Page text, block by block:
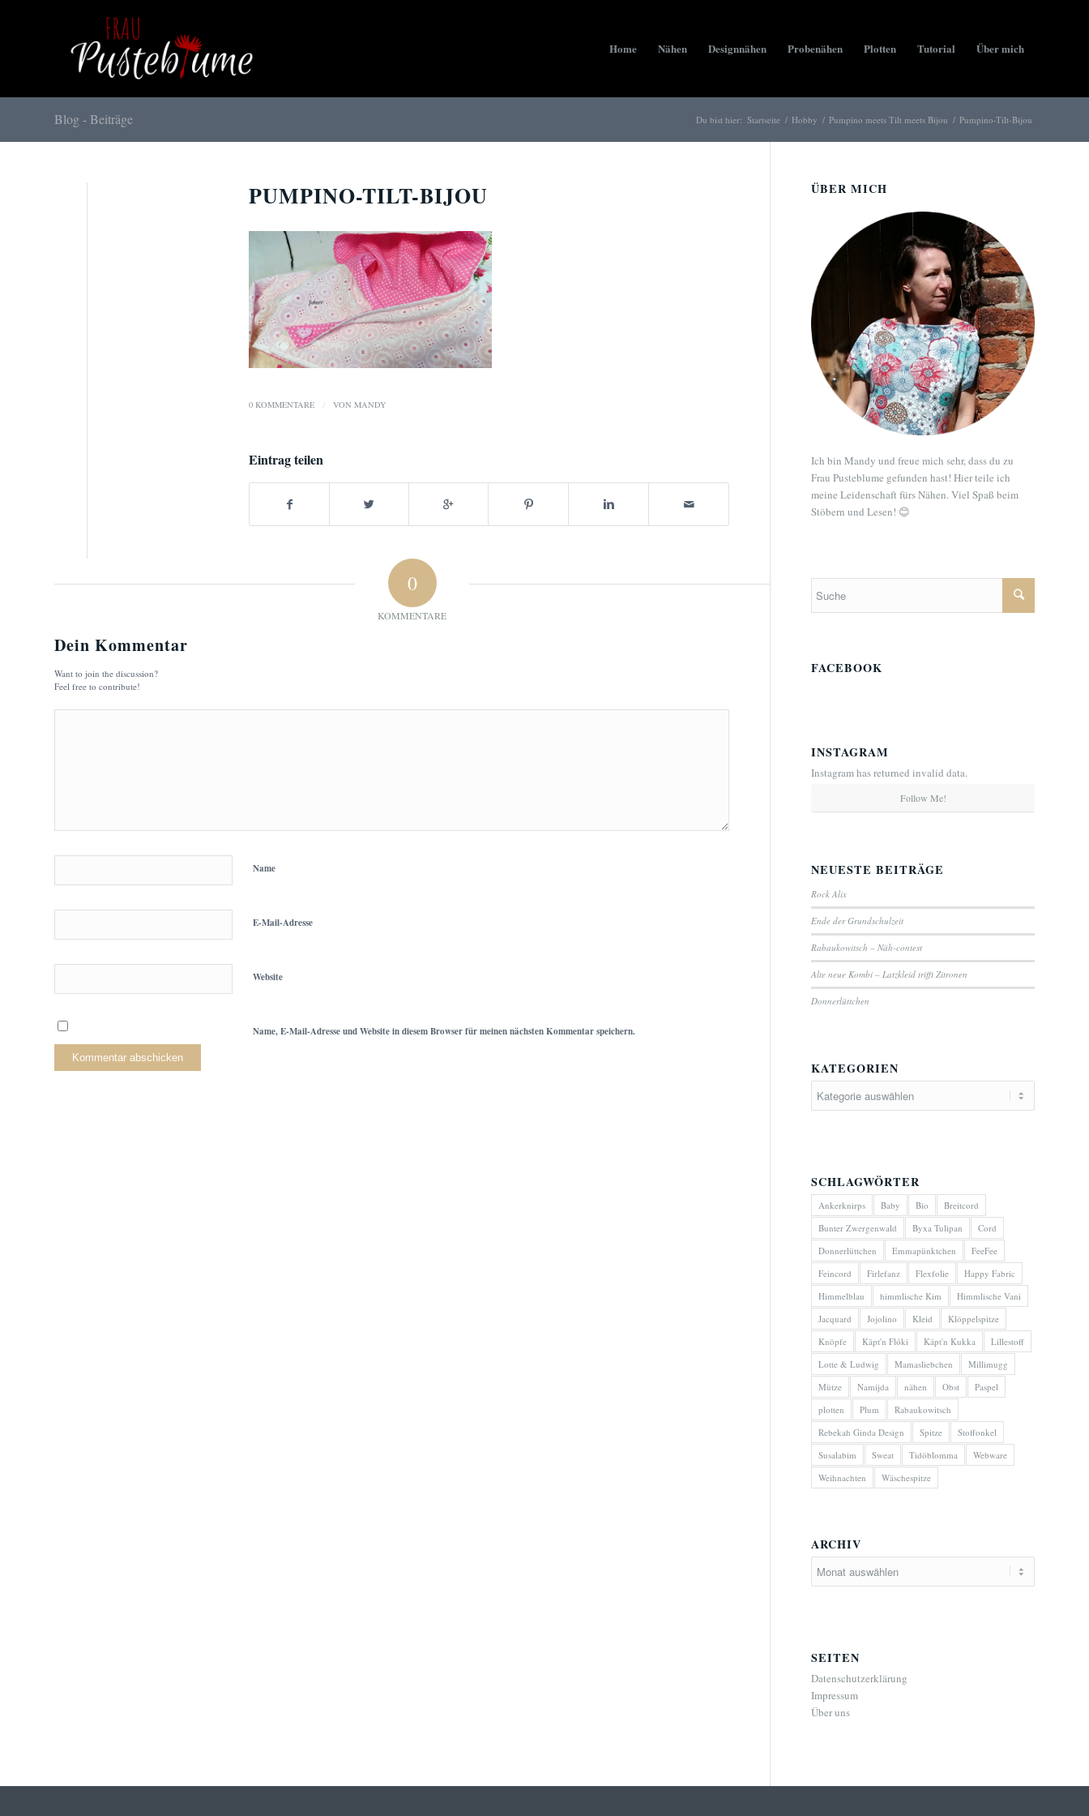
Home Nähen Designnähen Probenähen Plotten Tutorial Über mich
Blog - Beiträge Du bist hier: Startseite / Hobby / Pumpino meets Tilt meets Bijou / Pumpino-Tilt-Bijou
PUMPINO-TILT-BIJOU
0 KOMMENTARE / VON MANDY
Eintrag teilen
0
KOMMENTARE
Dein Kommentar
Want to join the discussion?
Feel free to contribute!
Name
E-Mail-Adresse
Website
Name, E-Mail-Adresse und Website in diesem Browser für meinen nächsten Kommentar speichern.
ÜBER MICH
Ich bin Mandy und freue mich sehr, dass du zu
Frau Pusteblume gefunden hast! Hier teile ich
meine Leidenschaft fürs Nähen. Viel Spaß beim
Stöbern und Lesen! 😊
FACEBOOK
INSTAGRAM
Instagram has returned invalid data.
Follow Me!
NEUESTE BEITRÄGE
Rock Alix
Ende der Grundschulzeit
Rabaukowitsch – Näh-contest
Alte neue Kombi – Latzkleid trifft Zitronen
Donnerlüttchen
KATEGORIEN
SCHLAGWÖRTER
Ankerknirps Baby Bio
Breitcord
Bunter Zwergenwald
Byxa Tulipan
Cord
Donnerlüttchen
Emmapünktchen
FeeFee
Feincord
Firlefanz Flexfolie
Happy Fabric
Himmelblau
himmlische Kim
Himmlische Vani
Jacquard
Jojolino Kleid
Klöppelspitze
Knöpfe
Käpt'n Flóki Käpt'n Kukka
Lillestoff
Lotte & Ludwig
Mamasliebchen
Millimugg
Mütze
Namijda nähen Obst
Paspel
plotten
Plum
Rabaukowitsch
Rebekah Ginda Design
Spitze
Stoffonkel
Susalabim
Sweat Tidöblomma
Webware
Weihnachten
Wäschespitze
ARCHIV
SEITEN
Datenschutzerklärung
Impressum
Über uns